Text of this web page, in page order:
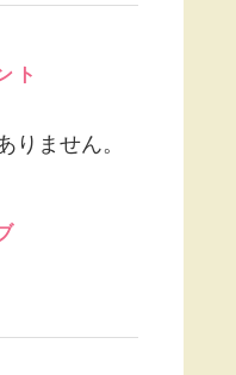
ト
りません。